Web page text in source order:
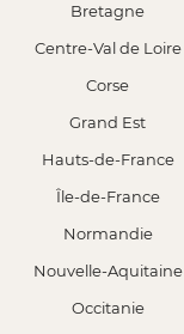
Bretagne
Centre-Val de Loire
Corse
Grand Est
Hauts-de-France
Île-de-France
Normandie
Nouvelle-Aquitaine
Occitanie